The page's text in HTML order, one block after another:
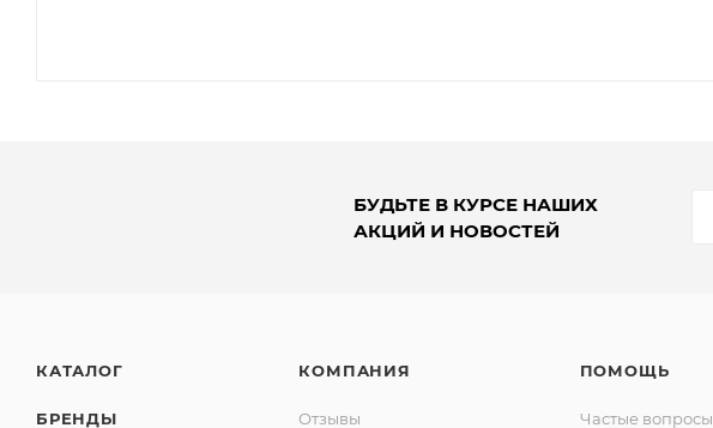
БУДЬТЕ В КУРСЕ НАШИХ
АКЦИЙ И НОВОСТЕЙ
КАТАЛОГ
БРЕНДЫ
КОМПАНИЯ
Отзывы
ПОМОЩЬ
Частые вопросы